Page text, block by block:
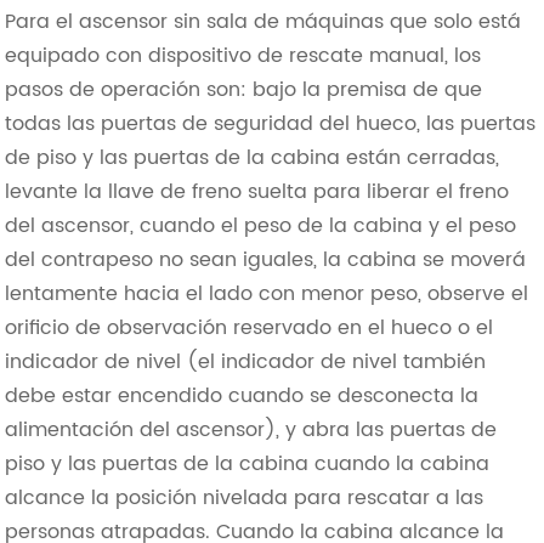
Para el ascensor sin sala de máquinas que solo está
equipado con dispositivo de rescate manual, los
pasos de operación son: bajo la premisa de que
todas las puertas de seguridad del hueco, las puertas
de piso y las puertas de la cabina están cerradas,
levante la llave de freno suelta para liberar el freno
del ascensor, cuando el peso de la cabina y el peso
del contrapeso no sean iguales, la cabina se moverá
lentamente hacia el lado con menor peso, observe el
orificio de observación reservado en el hueco o el
indicador de nivel (el indicador de nivel también
debe estar encendido cuando se desconecta la
alimentación del ascensor), y abra las puertas de
piso y las puertas de la cabina cuando la cabina
alcance la posición nivelada para rescatar a las
personas atrapadas. Cuando la cabina alcance la